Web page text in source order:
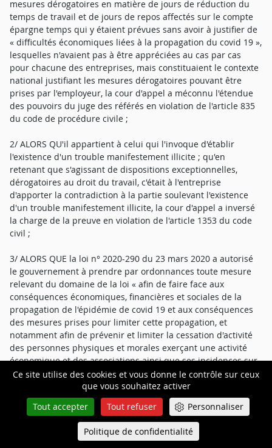
Ce site utilise des cookies et vous donne le contrôle sur ceux
que vous souhaitez activer
Tout accepter
Tout refuser Personnaliser
Politique de confidentialité
mesures dérogatoires en matière de jours de réduction du
temps de travail et de jours de repos affectés sur le compte
épargne temps qui y étaient prévues sans avoir à justifier de
« difficultés économiques liées à la propagation du covid 19 »,
lesquelles n'avaient pas à être appréciées au cas par cas
pour chacune des entreprises, mais constituaient le contexte
national justifiant les mesures dérogatoires pouvant être
prises par l'employeur, la cour d'appel a méconnu l'étendue
des pouvoirs du juge des référés en violation de l'article 835
du code de procédure civile ;
2/ ALORS QU'il appartient à celui qui l'invoque d'établir
l'existence d'un trouble manifestement illicite ; qu'en
retenant que s'agissant de dispositions exceptionnelles,
dérogatoires au droit du travail, c'était à l'entreprise
d'apporter la contradiction à la partie soulevant l'existence
d'un trouble manifestement illicite, la cour d'appel a inversé
la charge de la preuve en violation de l'article 1353 du code
civil ;
3/ ALORS QUE la loi n° 2020-290 du 23 mars 2020 a autorisé
le gouvernement à prendre par ordonnances toute mesure
relevant du domaine de la loi « afin de faire face aux
conséquences économiques, financières et sociales de la
propagation de l'épidémie de covid 19 et aux conséquences
des mesures prises pour limiter cette propagation, et
notamment afin de prévenir et limiter la cessation d'activité
des personnes physiques et morales exerçant une activité
économique et des associations ainsi que ses incidences sur
l'emploi », ayant pour objet « de permettre à tout employeur
d'imposer ou de modifier unilatéralement les dates des jours
de réduction du temps de travail, des jours de repos prévus
par les conventions de forfait et des jours de repos affectés
sur le compte épargne temps du salarié, en dérogeant aux
délais de prévenance et aux modalités d'utilisation définis au
Queue-Fair